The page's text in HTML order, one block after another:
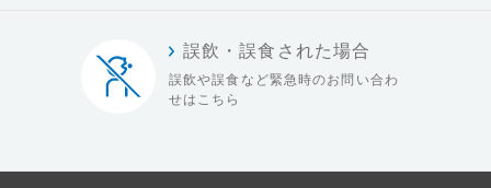
誤飲・誤食された場合
誤飲や誤食など緊急時のお問い合わ
せはこちら